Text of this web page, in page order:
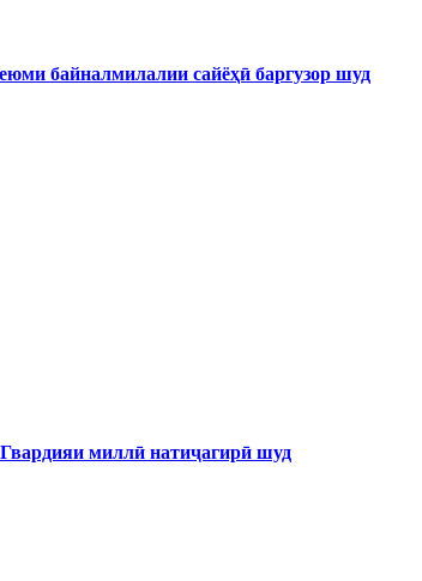
сайёҳӣ баргузор шуд
миллӣ натиҷагирӣ шуд